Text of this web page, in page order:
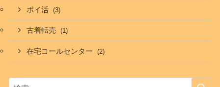
ポイ活 (3)
古着転売 (1)
在宅コールセンター (2)